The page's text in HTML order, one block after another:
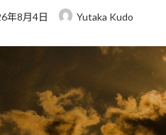
年8月4日 Yutaka Kudo